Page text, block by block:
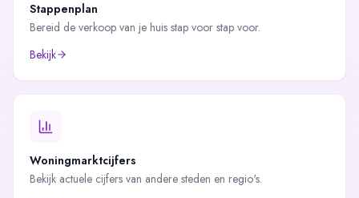
Stappenplan
Bereid de verkoop van je huis stap voor stap voor.
Bekijk
Woningmarktcijfers
Bekijk actuele cijfers van andere steden en regio's.